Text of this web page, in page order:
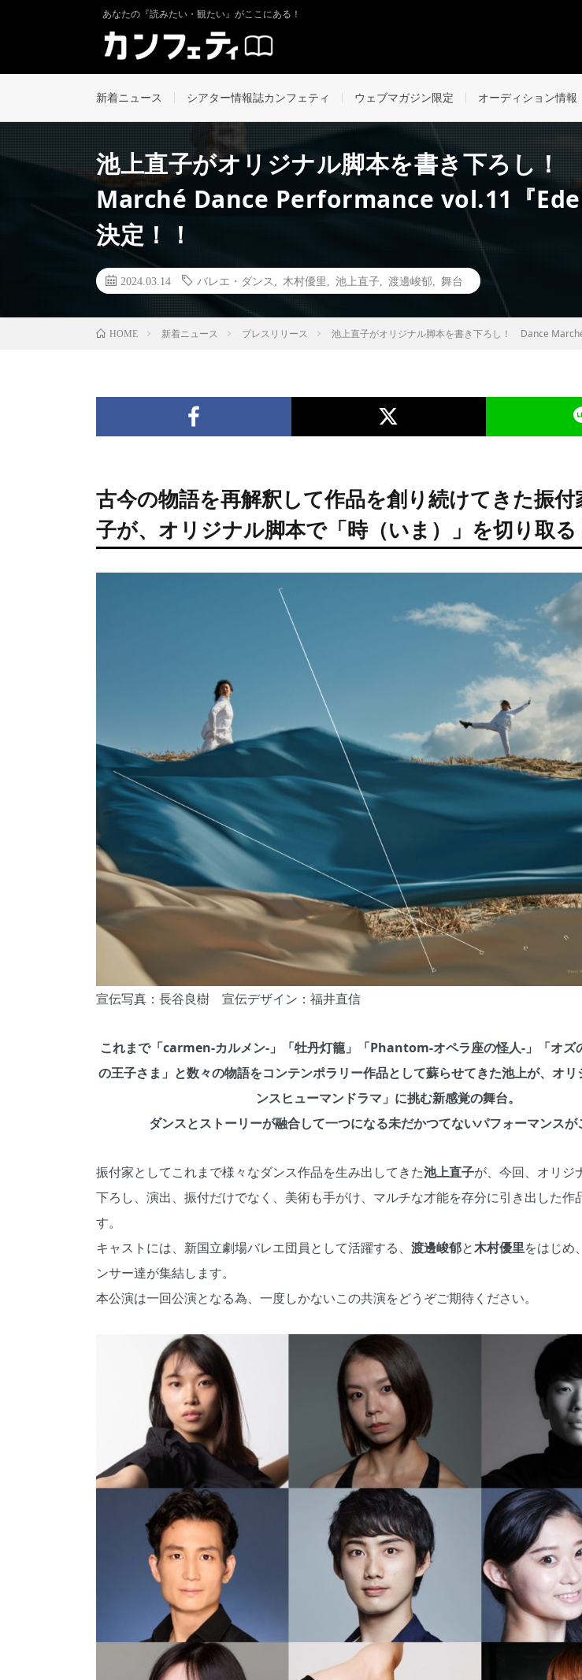
あなたの『読みたい・観たい』がここにある！
新着ニュース シアター情報誌カンフェティ ウェブマガジン限定 オーディション情報
池上直子がオリジナル脚本を書き下ろし
Marché Dance Performance vol.11『
決定！！
2024.03.14 バレエ・ダンス 木村優里 池上直子 渡邊峻郁 舞台
HOME 新着ニュース プレスリリース 池上直子がオリジナル脚本を書き下ろし！ Dance
古今の物語を再解釈して作品を創り続けてきた振付
子が、オリジナル脚本で「時（いま）」を切り取る
宣伝写真：長谷良樹 宣伝デザイン：福井直信
これまで「carmen-カルメン-」「牡丹灯籠」「Phantom-オペラ座の怪人-」「オズ
の王子さま」と数々の物語をコンテンポラリー作品として蘇らせてきた池上が、オ
ンスヒューマンドラマ」に挑む新感覚の舞台。
ダンスとストーリーが融合して一つになる未だかつてないパフォーマンスが
振付家としてこれまで様々なダンス作品を生み出してきた池上直子が、今回、オリジ
下ろし、演出、振付だけでなく、美術も手がけ、マルチな才能を存分に引き出した作
す。
キャストには、新国立劇場バレエ団員として活躍する、 渡邊峻郁と木村優里をはじめ
ンサー達が集結します。
本公演は一回公演となる為、一度しかないこの共演をどうぞご期待ください。